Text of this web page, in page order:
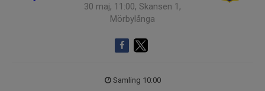
30 maj, 11:00, Skansen 1,
Mörbylånga
Samling 10:00